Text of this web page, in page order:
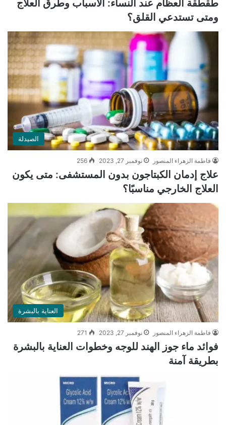
طقطقة العظام عند النساء: الأسباب وطرق العلاج
ومتى تستدعي القلق؟
الصيدلة
فاطمة الزهراء المنصور نوفمبر 27, 2023 256
علاج إدمان الكبتاجون بدون المستشفى: متى يكون
العلاج الخارجي مناسبًا؟
العناية بالبشرة
فاطمة الزهراء المنصور نوفمبر 27, 2023 271
فوائد ماء جوز الهند للوجه وخطوات العناية بالبشرة
بطريقة آمنة